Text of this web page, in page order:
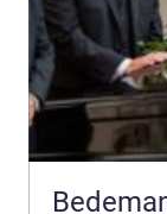
Bedemand